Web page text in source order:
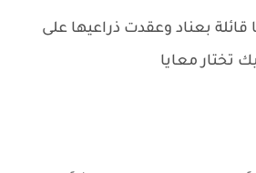
بعناد وعقدت ذراعيها على
تختار معايا